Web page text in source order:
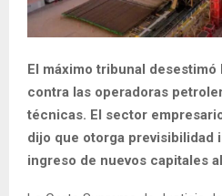
El máximo tribunal desestimó
contra las operadoras
técnicas. El sector
dijo que otorga previsibilidad
ingreso de nuevos capitales